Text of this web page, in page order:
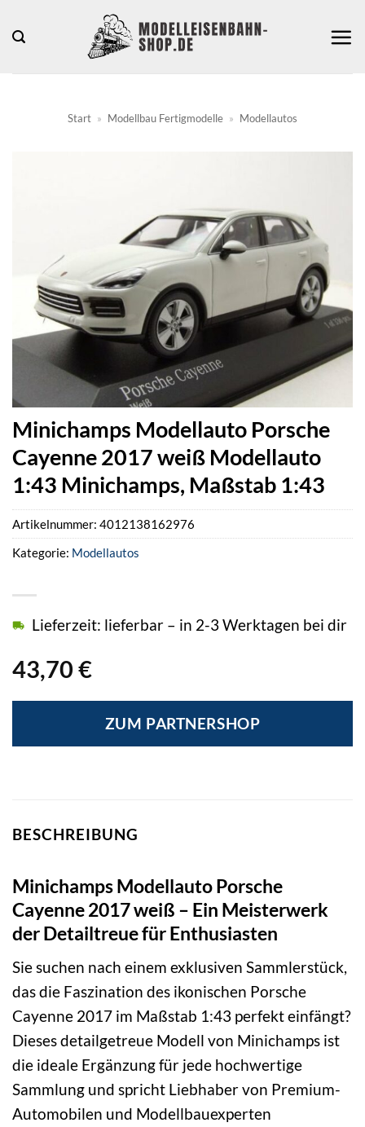
Inhalt
Start » Modellbau Fertigmodelle » Modellautos
Minichamps Modellauto Porsche
Cayenne 2017 weiß Modellauto
1:43 Minichamps, Maßstab 1:43
43,70 €
Lieferzeit: lieferbar – in 2-3 Werktagen bei dir
ZUM PARTNERSHOP
Artikelnummer: 4012138162976
Kategorie: Modellautos
BESCHREIBUNG
Minichamps Modellauto Porsche
Cayenne 2017 weiß – Ein Meisterwerk
der Detailtreue für Enthusiasten
Sie suchen nach einem exklusiven Sammlerstück,
das die Faszination des ikonischen Porsche
Cayenne 2017 im Maßstab 1:43 perfekt einfängt?
Dieses detailgetreue Modell von Minichamps ist
die ideale Ergänzung für jede hochwertige
Sammlung und spricht Liebhaber von Premium-
Automobilen und Modellbauexperten